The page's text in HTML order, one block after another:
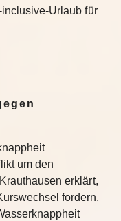
Urlaub für
um den
erklärt,
fordern.